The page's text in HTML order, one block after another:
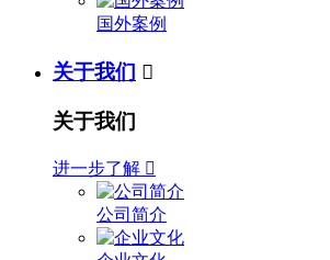
国外案例
关于我们 
关于我们
进一步了解 
公司简介